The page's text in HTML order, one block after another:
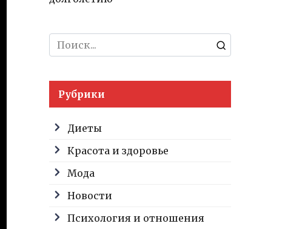
Search
for:
Рубрики
Диеты
Красота и здоровье
Мода
Новости
Психология и отношения